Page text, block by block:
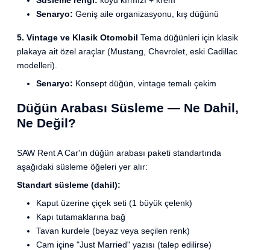
Senaryo: Geniş aile organizasyonu, kış düğünü
5. Vintage ve Klasik Otomobil Tema düğünleri için klasik
plakaya ait özel araçlar (Mustang, Chevrolet, eski Cadillac
modelleri).
Senaryo: Konsept düğün, vintage temalı çekim
Düğün Arabası Süsleme — Ne Dahil,
Ne Değil?
SAW Rent A Car'ın düğün arabası paketi standartında
aşağıdaki süsleme öğeleri yer alır:
Standart süsleme (dahil):
Kaput üzerine çiçek seti (1 büyük çelenk)
Kapı tutamaklarına bağ
Tavan kurdele (beyaz veya seçilen renk)
Cam içine "Just Married" yazısı (talep edilirse)